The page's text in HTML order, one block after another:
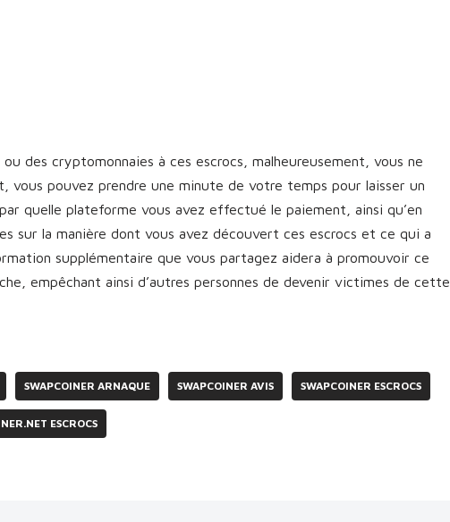
des cryptomonnaies à ces escrocs, malheureusement, vous ne
vous pouvez prendre une minute de votre temps pour laisser un
quelle plateforme vous avez effectué le paiement, ainsi qu’en
sur la manière dont vous avez découvert ces escrocs et ce qui a
supplémentaire que vous partagez aidera à promouvoir ce
empêchant ainsi d’autres personnes de devenir victimes de cette
SWAPCOINER ARNAQUE SWAPCOINER AVIS SWAPCOINER ESCROCS
ESCROCS